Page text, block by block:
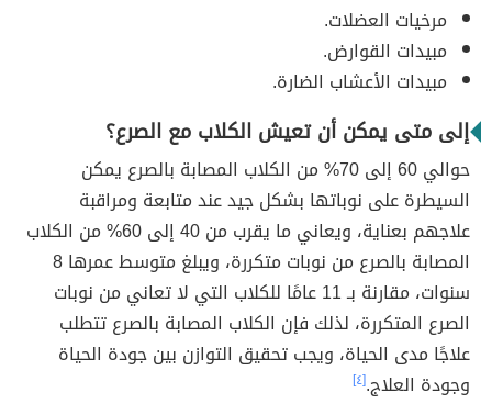
مرخيات العضلات.
مبيدات القوارض.
مبيدات الأعشاب الضارة.
إلى متى يمكن أن تعيش الكلاب مع الصرع؟
حوالي 60 إلى 70% من الكلاب المصابة بالصرع يمكن
السيطرة على نوباتها بشكل جيد عند متابعة ومراقبة
علاجهم بعناية، ويعاني ما يقرب من 40 إلى 60% من الكلاب
المصابة بالصرع من نوبات متكررة، ويبلغ متوسط عمرها 8
سنوات، مقارنة بـ 11 عامًا للكلاب التي لا تعاني من نوبات
الصرع المتكررة، لذلك فإن الكلاب المصابة بالصرع تتطلب
علاجًا مدى الحياة، ويجب تحقيق التوازن بين جودة الحياة
وجودة العلاج.[٤]